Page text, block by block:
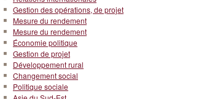
Gestion des opérations, de projet
Mesure du rendement
Mesure du rendement
Économie politique
Gestion de projet
Développement rural
Changement social
Politique sociale